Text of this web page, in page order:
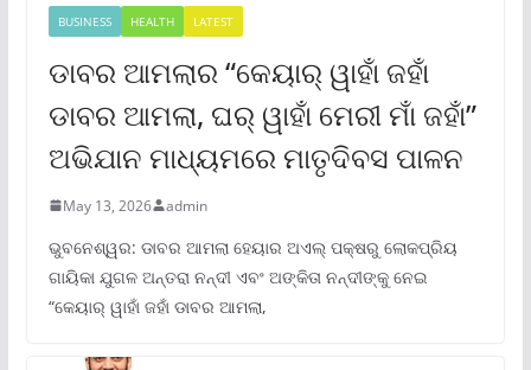
BUSINESS HEALTH LATEST
ଡାବର ଆମଲାର “କେୟାର୍ ୱାହାଁ ଜହାଁ
ଡାବର ଆମଲା, ଘର୍ ୱାହାଁ ମେରୀ ମାଁ ଜହାଁ”
ଅଭିଯାନ ମାଧ୍ୟମରେ ମାତୃଦିବସ ପାଳନ
May 13, 2026 admin
ଭୁବନେଶ୍ୱର: ଡାବର ଆମଲା ହେୟାର ଅଏଲ୍ ପକ୍ଷରୁ ଲୋକପ୍ରିୟ
ଗାୟିକା ଯୁଗଳ ଅନ୍ତରା ନନ୍ଦୀ ଏବଂ ଅଙ୍କିତା ନନ୍ଦୀଙ୍କୁ ନେଇ
“କେୟାର୍ ୱାହାଁ ଜହାଁ ଡାବର ଆମଲା,